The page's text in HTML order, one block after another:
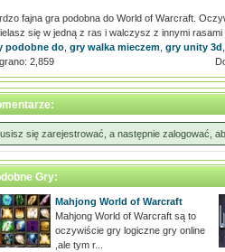
fajna gra podobna do World of Warcraft.
się w jedną z ras i walczysz z innymi
podobne do gry walka mieczem gry unity 3d
2,859
się zarejestrować, a następnie zalogować,
Gry:
Mahjong World of Warcraft
Mahjong World of Warcraft są to
oczywiście gry logiczne gry online
,ale tym r...